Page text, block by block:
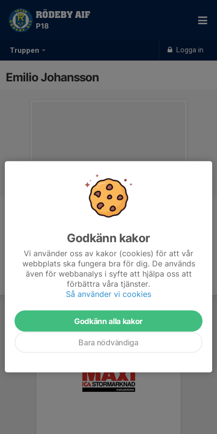
Truppen Logga in
RÖDEBY AIF
P18
Emilio Johansson
Godkänn kakor
Vi använder oss av kakor (cookies) för att vår
webbplats ska fungera bra för dig. De används
även för webbanalys i syfte att hjälpa oss att
förbättra våra tjänster.
Så använder vi cookies
Godkänn alla kakor
Bara nödvändiga